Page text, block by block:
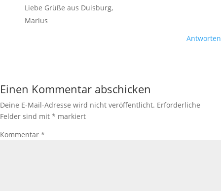
Liebe Grüße aus Duisburg,
Marius
Antworten
Einen Kommentar abschicken
Deine E-Mail-Adresse wird nicht veröffentlicht. Erforderliche
Felder sind mit * markiert
Kommentar *